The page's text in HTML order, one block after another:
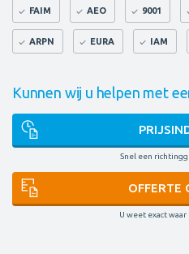
FAIM AEO 9001
ARPN EURA IAM
Kunnen wij u helpen met
Snel een
OFFERTE
U weet exact